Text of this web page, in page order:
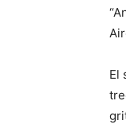
El